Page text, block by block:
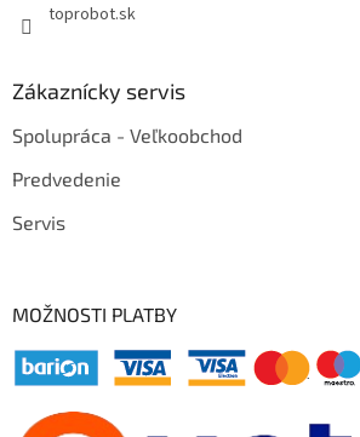
toprobot.sk
Zákaznícky servis
Spolupráca - Veľkoobchod
Predvedenie
Servis
MOŽNOSTI PLATBY